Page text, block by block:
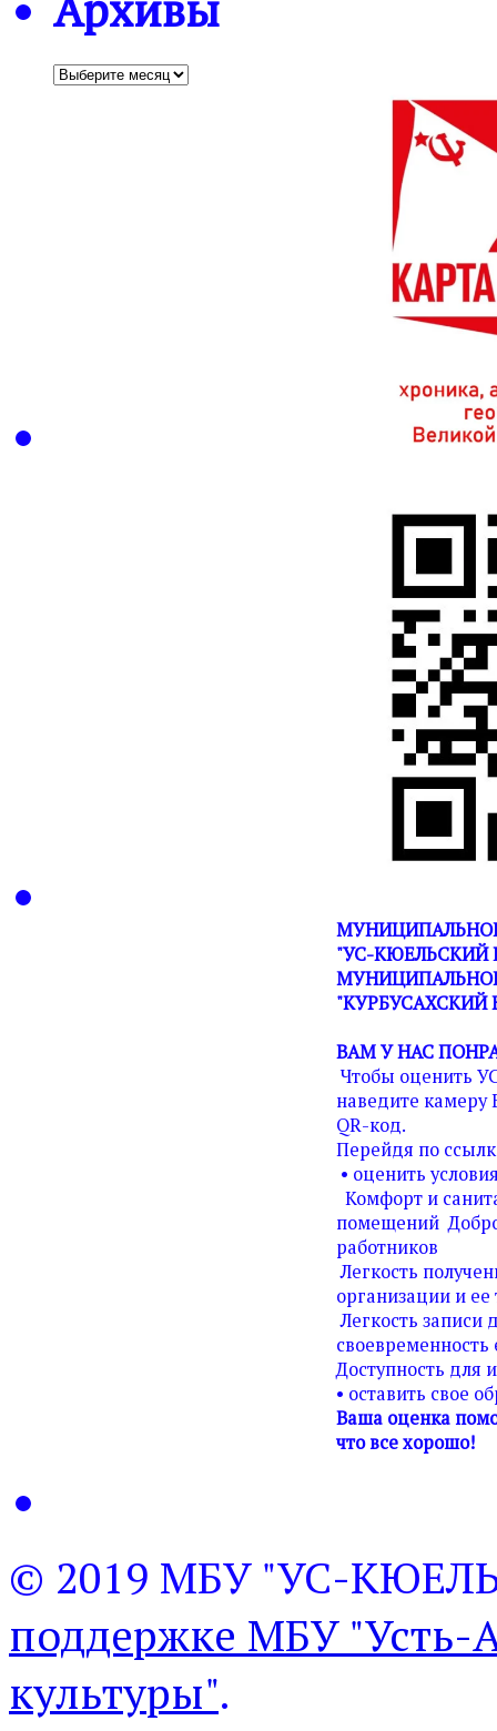
Архивы
"УС-КЮЕЛЬСКИЙ
"КУРБУСАХСКИЙ
ВАМ У НАС
Чтобы оценить
наведите камеру
QR-код.
Перейдя по
• оценить
Комфорт и
помещений
работников
Легкость
организации и ее
Легкость записи
своевременность
Доступность для
• оставить свое
Ваша оценка
что все хорошо!
© 2019 МБУ "УС-
поддержке МБУ "Усть-
культуры".